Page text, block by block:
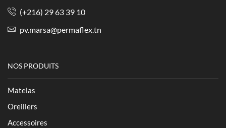
(+216) 29 63 39 10
pv.marsa@permaflex.tn
NOS PRODUITS
Matelas
Oreillers
Accessoires